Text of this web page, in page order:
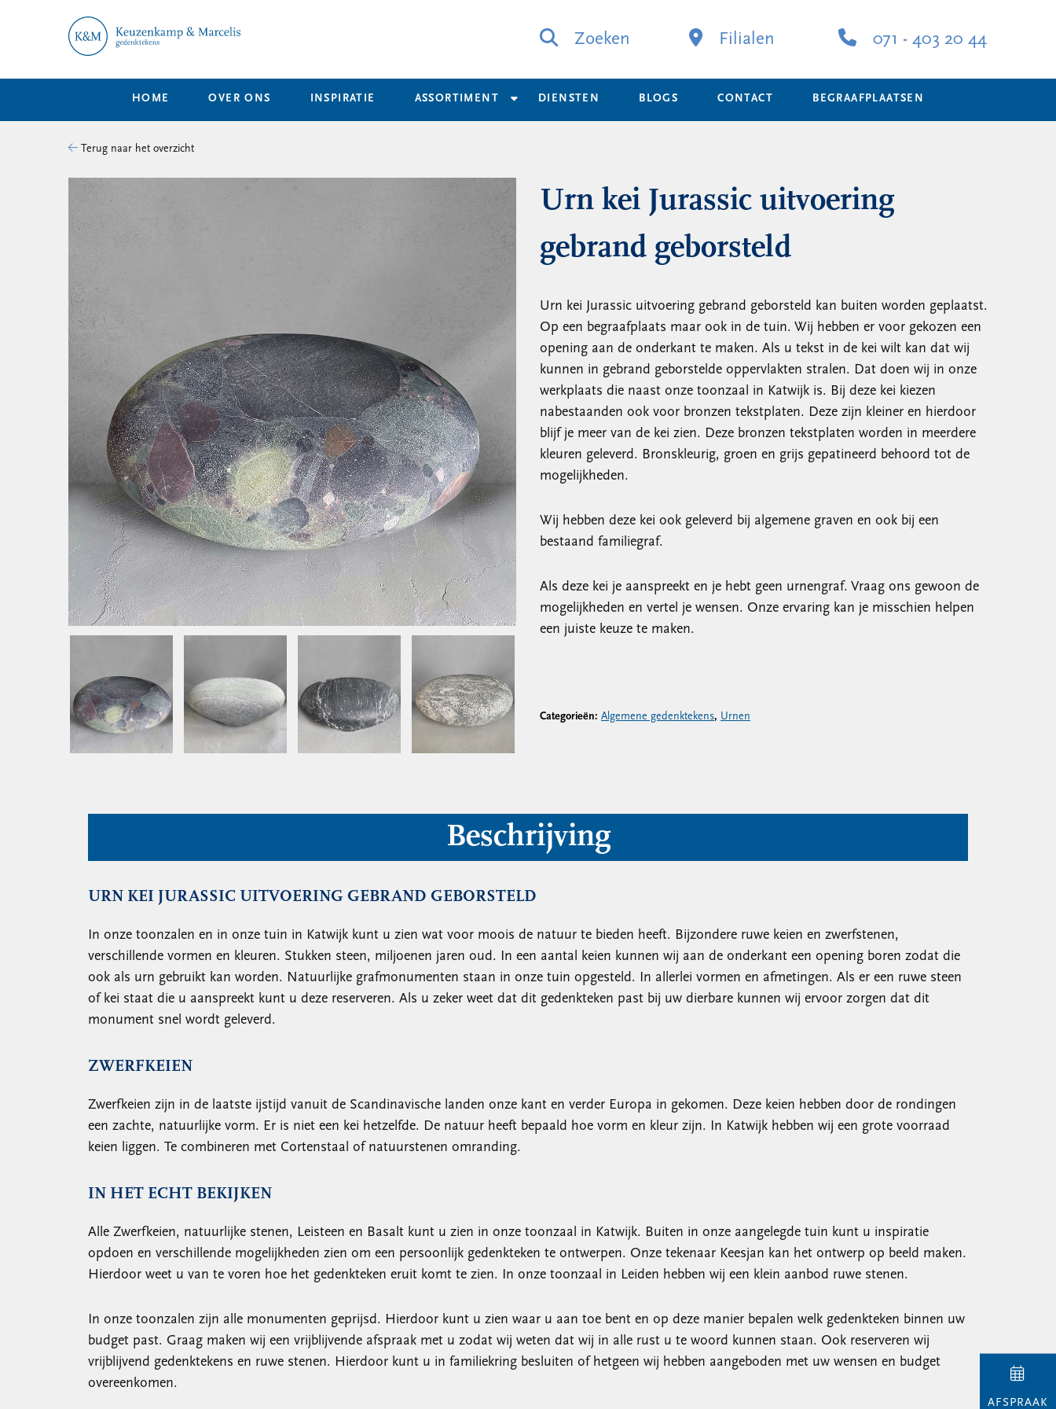
Zoeken Filialen 071 - 403 20 44
HOME OVER ONS INSPIRATIE ASSORTIMENT DIENSTEN BLOGS CONTACT BEGRAAFPLAATSEN
Terug naar het overzicht
Urn kei Jurassic uitvoering
gebrand geborsteld
Urn kei Jurassic uitvoering gebrand geborsteld kan buiten worden geplaatst.
Op een begraafplaats maar ook in de tuin. Wij hebben er voor gekozen een
opening aan de onderkant te maken. Als u tekst in de kei wilt kan dat wij
kunnen in gebrand geborstelde oppervlakten stralen. Dat doen wij in onze
werkplaats die naast onze toonzaal in Katwijk is. Bij deze kei kiezen
nabestaanden ook voor bronzen tekstplaten. Deze zijn kleiner en hierdoor
blijf je meer van de kei zien. Deze bronzen tekstplaten worden in meerdere
kleuren geleverd. Bronskleurig, groen en grijs gepatineerd behoord tot de
mogelijkheden.
Wij hebben deze kei ook geleverd bij algemene graven en ook bij een
bestaand familiegraf.
Als deze kei je aanspreekt en je hebt geen urnengraf. Vraag ons gewoon de
mogelijkheden en vertel je wensen. Onze ervaring kan je misschien helpen
een juiste keuze te maken.
Categorieën: Algemene gedenktekens, Urnen
Beschrijving
URN KEI JURASSIC UITVOERING GEBRAND GEBORSTELD
In onze toonzalen en in onze tuin in Katwijk kunt u zien wat voor moois de natuur te bieden heeft. Bijzondere ruwe keien en zwerfstenen,
verschillende vormen en kleuren. Stukken steen, miljoenen jaren oud. In een aantal keien kunnen wij aan de onderkant een opening boren zodat die
ook als urn gebruikt kan worden. Natuurlijke grafmonumenten staan in onze tuin opgesteld. In allerlei vormen en afmetingen. Als er een ruwe steen
of kei staat die u aanspreekt kunt u deze reserveren. Als u zeker weet dat dit gedenkteken past bij uw dierbare kunnen wij ervoor zorgen dat dit
monument snel wordt geleverd.
ZWERFKEIEN
Zwerfkeien zijn in de laatste ijstijd vanuit de Scandinavische landen onze kant en verder Europa in gekomen. Deze keien hebben door de rondingen
een zachte, natuurlijke vorm. Er is niet een kei hetzelfde. De natuur heeft bepaald hoe vorm en kleur zijn. In Katwijk hebben wij een grote voorraad
keien liggen. Te combineren met Cortenstaal of natuurstenen omranding.
IN HET ECHT BEKIJKEN
Alle Zwerfkeien, natuurlijke stenen, Leisteen en Basalt kunt u zien in onze toonzaal in Katwijk. Buiten in onze aangelegde tuin kunt u inspiratie
opdoen en verschillende mogelijkheden zien om een persoonlijk gedenkteken te ontwerpen. Onze tekenaar Keesjan kan het ontwerp op beeld maken.
Hierdoor weet u van te voren hoe het gedenkteken eruit komt te zien. In onze toonzaal in Leiden hebben wij een klein aanbod ruwe stenen.
In onze toonzalen zijn alle monumenten geprijsd. Hierdoor kunt u zien waar u aan toe bent en op deze manier bepalen welk gedenkteken binnen uw
budget past. Graag maken wij een vrijblijvende afspraak met u zodat wij weten dat wij in alle rust u te woord kunnen staan. Ook reserveren wij
vrijblijvend gedenktekens en ruwe stenen. Hierdoor kunt u in familiekring besluiten of hetgeen wij hebben aangeboden met uw wensen en budget
overeenkomen.
AFSPRAAK